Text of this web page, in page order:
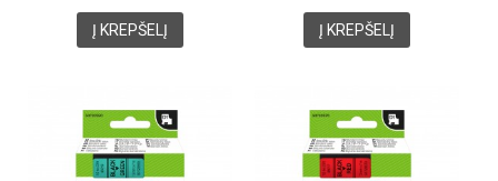
Į KREPŠELĮ Į KREPŠELĮ